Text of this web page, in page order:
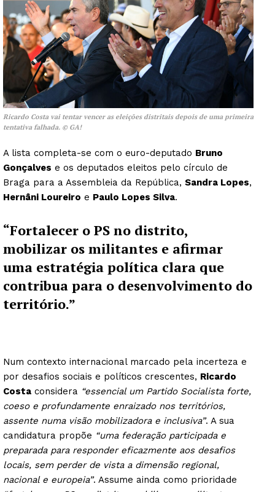
Ricardo Costa vai tentar vencer as eleições distritais depois de uma primeira
tentativa falhada. © GA!
A lista completa-se com o euro-deputado Bruno
Gonçalves e os deputados eleitos pelo círculo de
Braga para a Assembleia da República, Sandra Lopes,
Hernâni Loureiro e Paulo Lopes Silva.
“Fortalecer o PS no distrito,
mobilizar os militantes e afirmar
uma estratégia política clara que
contribua para o desenvolvimento do
território.”
Num contexto internacional marcado pela incerteza e
por desafios sociais e políticos crescentes, Ricardo
Costa considera “essencial um Partido Socialista forte,
coeso e profundamente enraizado nos territórios,
assente numa visão mobilizadora e inclusiva”. A sua
candidatura propõe “uma federação participada e
preparada para responder eficazmente aos desafios
locais, sem perder de vista a dimensão regional,
nacional e europeia”. Assume ainda como prioridade